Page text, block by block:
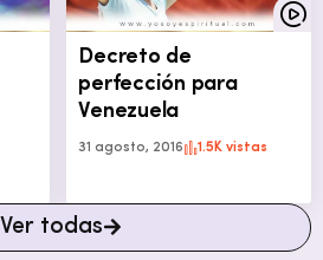
Decreto de
perfección para
Venezuela
31 agosto, 2016 1.5K vistas
Ver todas